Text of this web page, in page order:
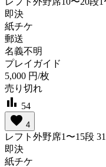
即決
紙チケ
郵送
名義不明
プレイガイド
5,000 円/枚
売り切れ
bar_chart 54
favorite 4
レフト外野席1〜15段
即決
紙チケ